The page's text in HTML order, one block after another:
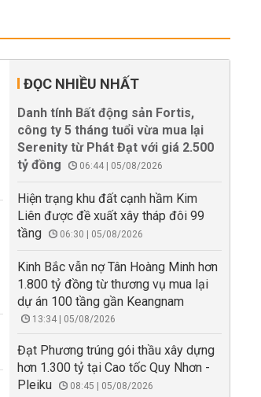
ĐỌC NHIỀU NHẤT
Danh tính Bất động sản Fortis,
công ty 5 tháng tuổi vừa mua lại
Serenity từ Phát Đạt với giá 2.500
tỷ đồng
06:44 | 05/08/2026
Hiện trạng khu đất cạnh hầm Kim
Liên được đề xuất xây tháp đôi 99
tầng
06:30 | 05/08/2026
Kinh Bắc vẫn nợ Tân Hoàng Minh hơn
1.800 tỷ đồng từ thương vụ mua lại
dự án 100 tầng gần Keangnam
13:34 | 05/08/2026
Đạt Phương trúng gói thầu xây dựng
hơn 1.300 tỷ tại Cao tốc Quy Nhơn -
Pleiku
08:45 | 05/08/2026